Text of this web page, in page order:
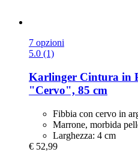
7 opzioni
5.0 (1)
Karlinger Cintura in
"Cervo", 85 cm
Fibbia con cervo in
Marrone, morbida
Larghezza: 4 cm
€ 52,99